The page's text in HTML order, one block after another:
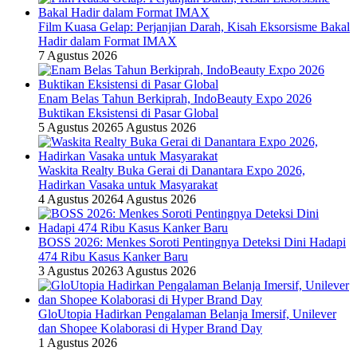
Film Kuasa Gelap: Perjanjian Darah, Kisah Eksorsisme Bakal
Hadir dalam Format IMAX
7 Agustus 2026
Enam Belas Tahun Berkiprah, IndoBeauty Expo 2026
Buktikan Eksistensi di Pasar Global
5 Agustus 20265 Agustus 2026
Waskita Realty Buka Gerai di Danantara Expo 2026,
Hadirkan Vasaka untuk Masyarakat
4 Agustus 20264 Agustus 2026
BOSS 2026: Menkes Soroti Pentingnya Deteksi Dini Hadapi
474 Ribu Kasus Kanker Baru
3 Agustus 20263 Agustus 2026
GloUtopia Hadirkan Pengalaman Belanja Imersif, Unilever
dan Shopee Kolaborasi di Hyper Brand Day
1 Agustus 2026